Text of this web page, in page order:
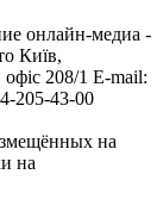
онлайн-медиа -
Київ,
208/1 E-mail:
205-43-00
на
на